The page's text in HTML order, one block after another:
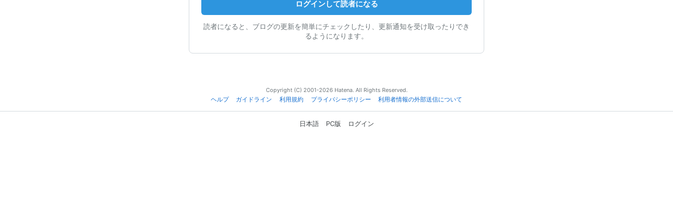
ログインして読者になる
読者になると、ブログの更新を簡単にチェックしたり、更新通知を受け取ったりでき
るようになります。
Copyright (C) 2001-2026 Hatena. All Rights Reserved.
ヘルプ
ガイドライン 利用規約 プライバシーポリシー 利用者情報の外部送信について
日本語 PC版 ログイン